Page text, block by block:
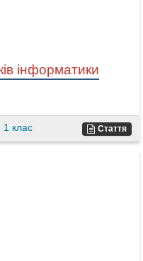
інформатики
1 клас Стаття